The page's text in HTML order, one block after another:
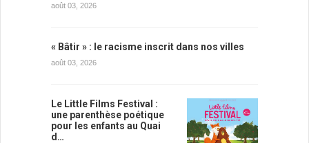
août 03, 2026
« Bâtir » : le racisme inscrit dans nos villes
août 03, 2026
Le Little Films Festival :
une parenthèse poétique
pour les enfants au Quai
d…